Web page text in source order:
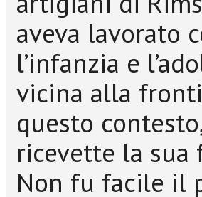
aveva lavorato
l’infanzia e
vicina alla
questo
ricevette la sua
Non fu facile il